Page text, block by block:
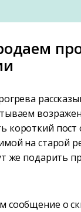
короткий пост
на старой
же подарить
сообщение о